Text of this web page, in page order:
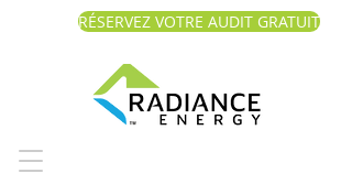
RÉSERVEZ VOTRE AUDIT GRATUIT